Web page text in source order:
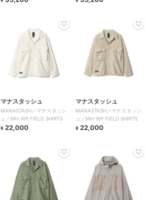
マナスタッシュ
MANASTASH／マナスタッシ
ュ／MH-RIP FIELD SHIRTS
¥ 22,000
マナスタッシュ
MANASTASH／マナスタッシ
ュ／MH-RIP FIELD SHIRTS
¥ 22,000